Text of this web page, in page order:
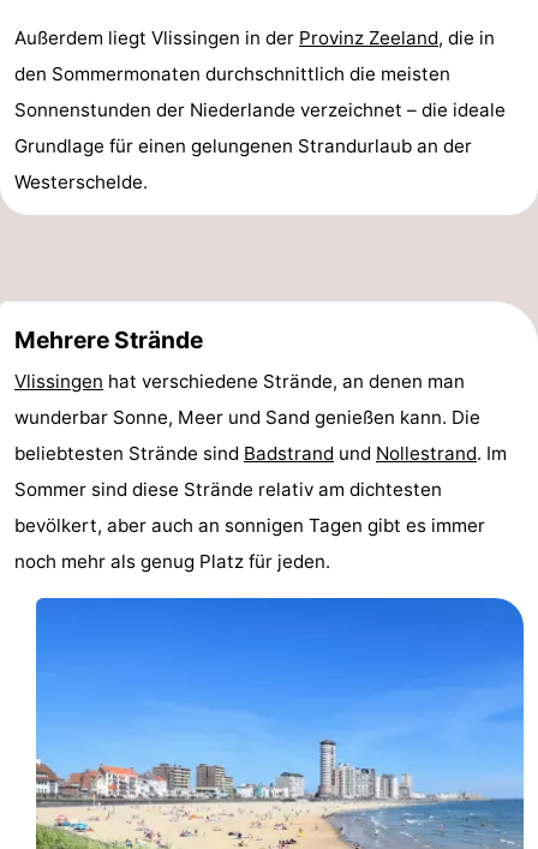
Oranjezon
Oostkapelle
-
Natur
de
Mantelingen
-
Domburg
-
Westkapelle
-
Natur
Walcherse
bos
-
Dishoek
-
Middelburg
Zeeuws-
Vlaanderen
-
Nieuwvliet
-
Sluis
-
Zwin
Außerdem liegt Vlissingen in der Provinz Zeeland, die in
den Sommermonaten durchschnittlich die meisten
Sonnenstunden der Niederlande verzeichnet – die ideale
Grundlage für einen gelungenen Strandurlaub an der
Westerschelde.
Mehrere Strände
Vlissingen hat verschiedene Strände, an denen man
wunderbar Sonne, Meer und Sand genießen kann. Die
beliebtesten Strände sind Badstrand und Nollestrand. Im
Sommer sind diese Strände relativ am dichtesten
bevölkert, aber auch an sonnigen Tagen gibt es immer
noch mehr als genug Platz für jeden.